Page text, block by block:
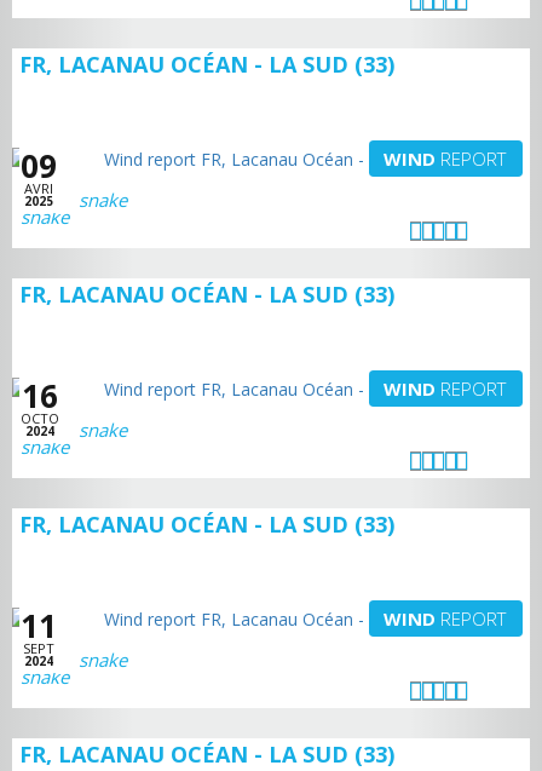
FR, LACANAU OCÉAN - LA SUD (33)
09
AVRI
2025
WIND REPORT
snake
FR, LACANAU OCÉAN - LA SUD (33)
16
OCTO
2024
WIND REPORT
snake
FR, LACANAU OCÉAN - LA SUD (33)
11
SEPT
2024
WIND REPORT
snake
FR, LACANAU OCÉAN - LA SUD (33)